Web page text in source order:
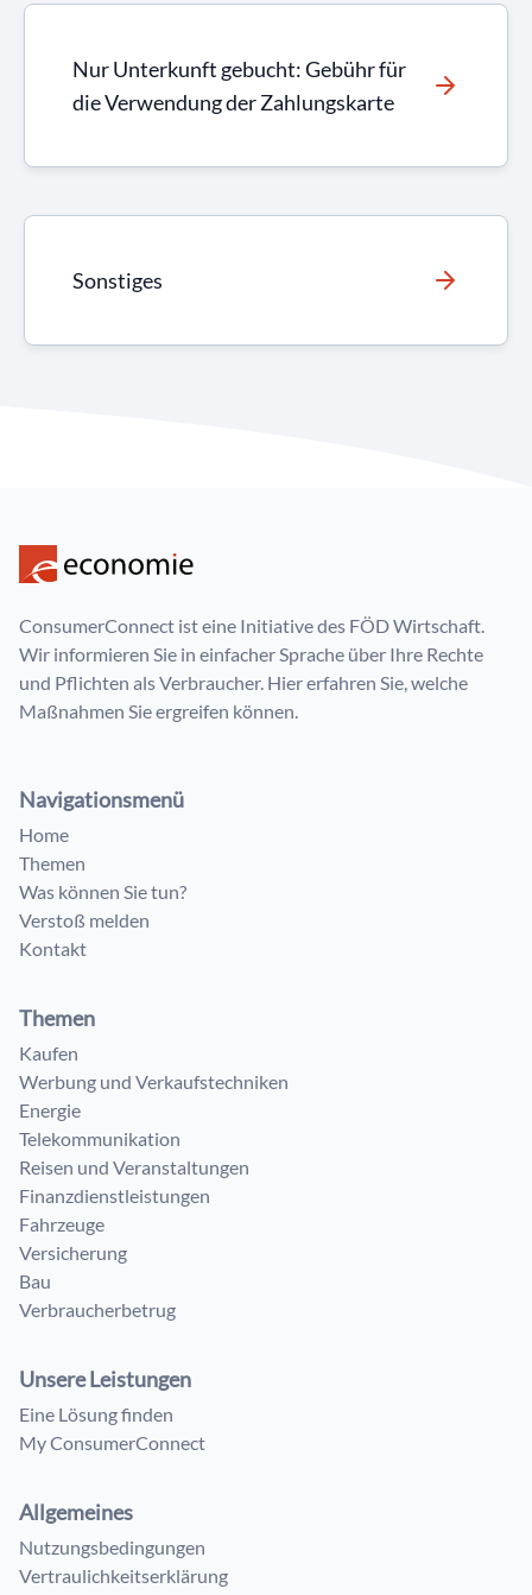
Nur Unterkunft gebucht: Gebühr für
die Verwendung der Zahlungskarte
Sonstiges
ConsumerConnect ist eine Initiative des FÖD Wirtschaft.
Wir informieren Sie in einfacher Sprache über Ihre Rechte
und Pflichten als Verbraucher. Hier erfahren Sie, welche
Maßnahmen Sie ergreifen können.
Navigationsmenü
Home
Themen
Was können Sie tun?
Verstoß melden
Kontakt
Themen
Kaufen
Werbung und Verkaufstechniken
Energie
Telekommunikation
Reisen und Veranstaltungen
Finanzdienstleistungen
Fahrzeuge
Versicherung
Bau
Verbraucherbetrug
Unsere Leistungen
Eine Lösung finden
My ConsumerConnect
Allgemeines
Nutzungsbedingungen
Vertraulichkeitserklärung